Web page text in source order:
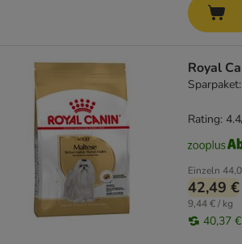
Royal
Einzeln
42,49 €
9,44 € / kg
40,37 €
Rating: